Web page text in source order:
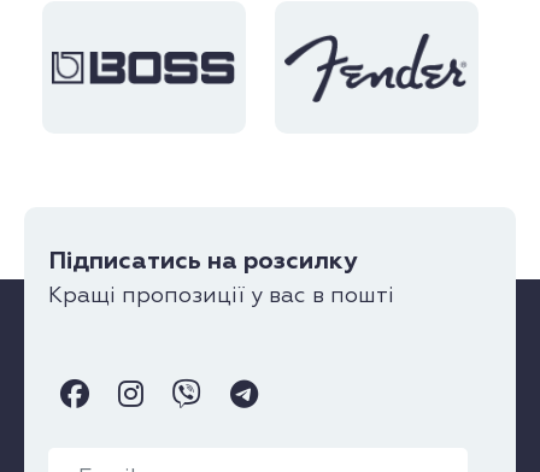
Підписатись на розсилку
Кращі пропозиції у вас в пошті